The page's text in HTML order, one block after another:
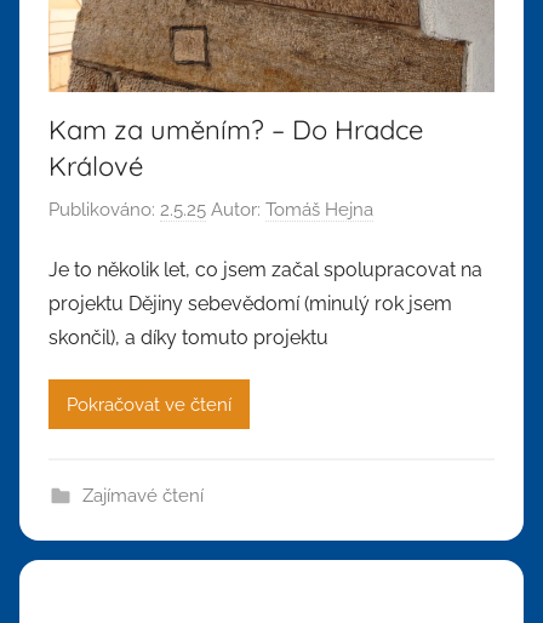
Kam za uměním? – Do Hradce
Králové
Publikováno: 2.5.25 Autor: Tomáš Hejna
Je to několik let, co jsem začal spolupracovat na
projektu Dějiny sebevědomí (minulý rok jsem
skončil), a díky tomuto projektu
Pokračovat ve čtení
Zajímavé čtení